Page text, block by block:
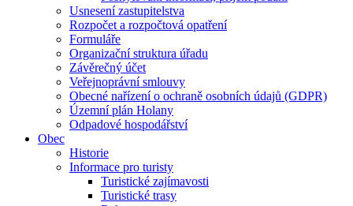
Usnesení zastupitelstva
Rozpočet a rozpočtová opatření
Formuláře
Organizační struktura úřadu
Závěrečný účet
Veřejnoprávní smlouvy
Obecné nařízení o ochraně osobních údajů (GDPR)
Územní plán Holany
Odpadové hospodářství
Obec
Historie
Informace pro turisty
Turistické zajímavosti
Turistické trasy